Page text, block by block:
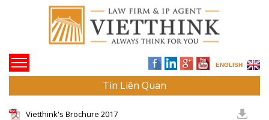
ENGLISH
Tin Liên Quan
Vietthink's Brochure 2017